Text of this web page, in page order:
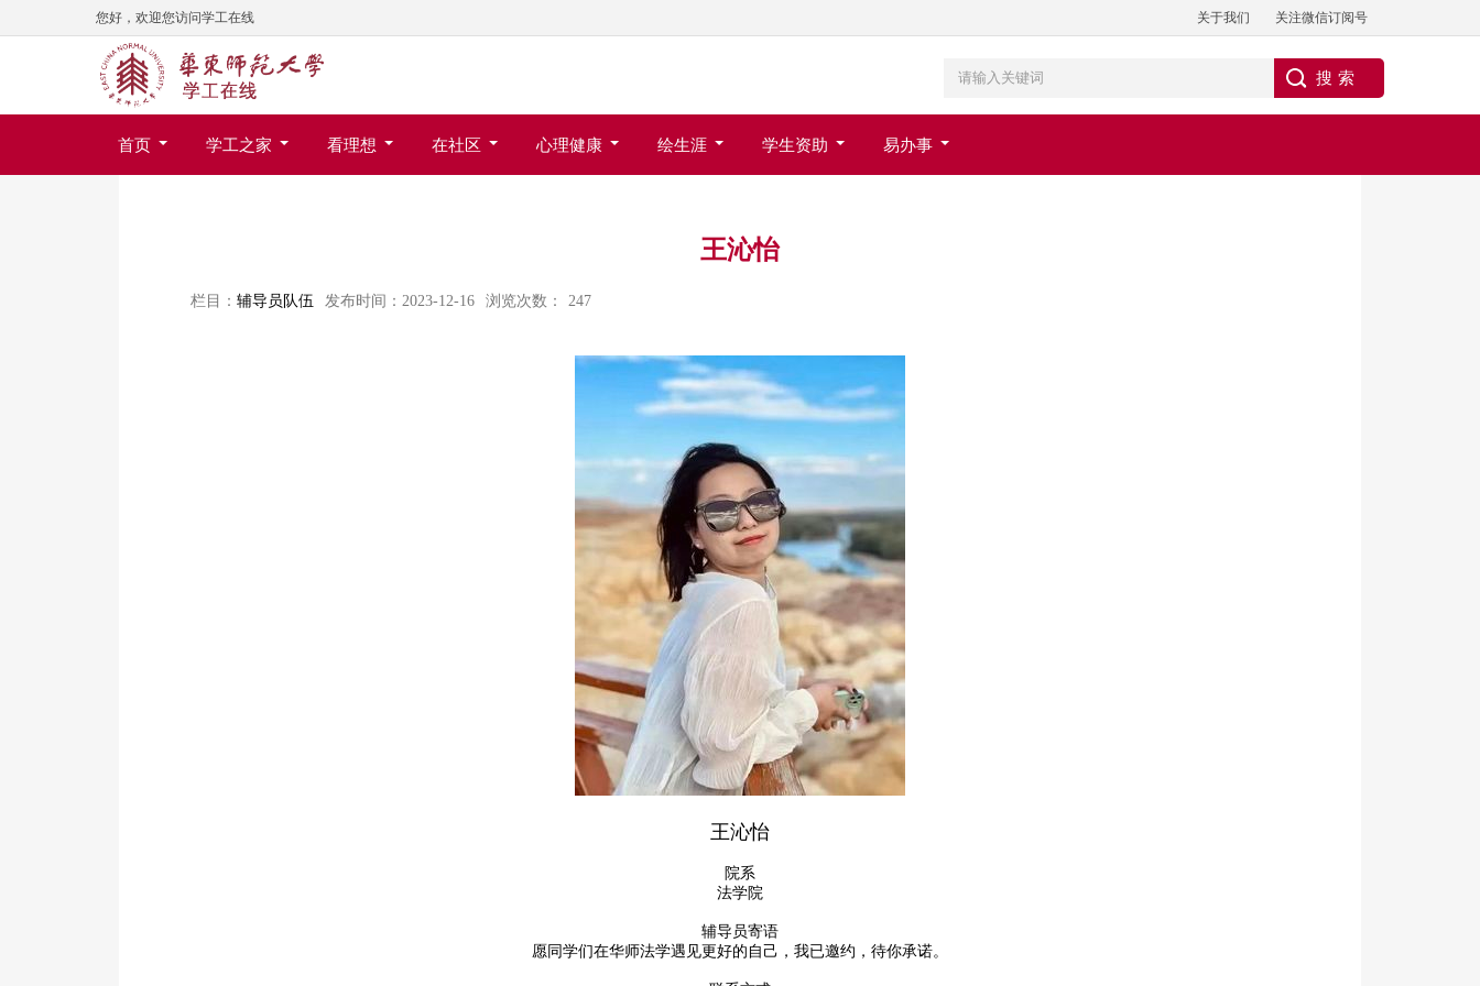
您好，欢迎您访问学工在线 关于我们 关注微信订阅号
首页 学工之家 看理想 在社区 心理健康 绘生涯 学生资助 易办事
王沁怡
栏目： 辅导员队伍 发布时间：2023-12-16 浏览次数： 247
王沁怡
院系
法学院
辅导员寄语
愿同学们在华师法学遇见更好的自己，我已邀约，待你承诺。